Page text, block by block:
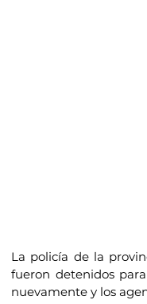
La policía de la
fueron detenidos
nuevamente y los